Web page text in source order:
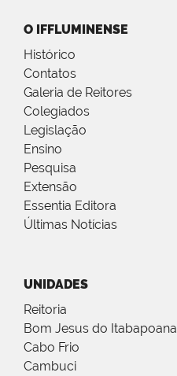
O IFFLUMINENSE
Histórico
Contatos
Galeria de Reitores
Colegiados
Legislação
Ensino
Pesquisa
Extensão
Essentia Editora
Últimas Notícias
UNIDADES
Reitoria
Bom Jesus do Itabapoana
Cabo Frio
Cambuci